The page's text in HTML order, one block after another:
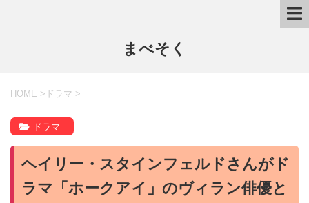
まべそく
HOME > ドラマ >
ドラマ
ヘイリー・スタインフェルドさんがド
ラマ「ホークアイ」のヴィラン俳優と